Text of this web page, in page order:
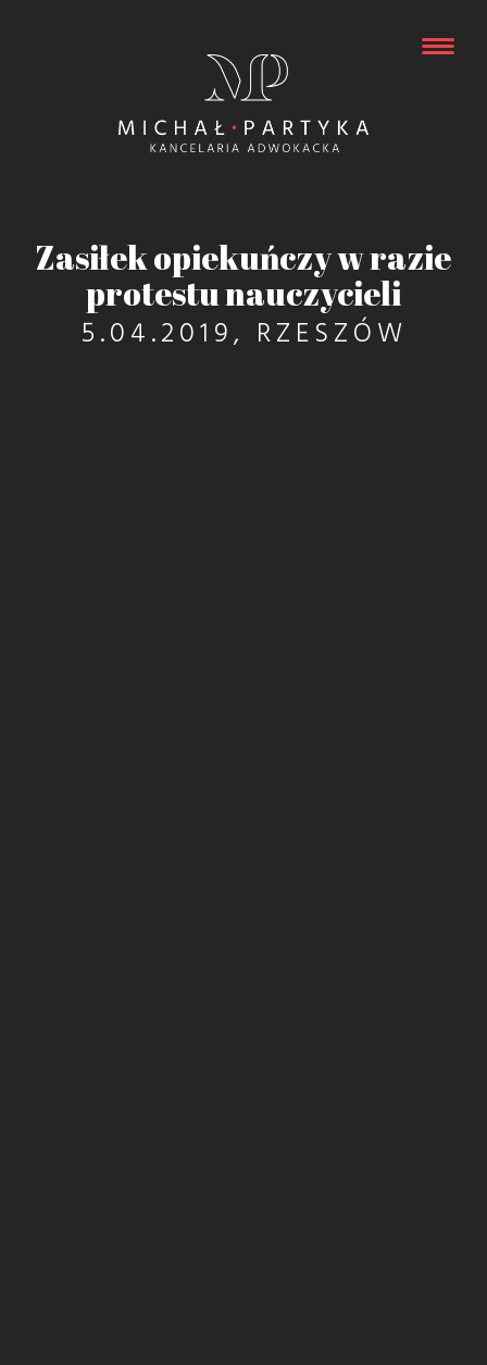
Zasiłek opiekuńczy w razie
protestu nauczycieli
5.04.2019, RZESZÓW